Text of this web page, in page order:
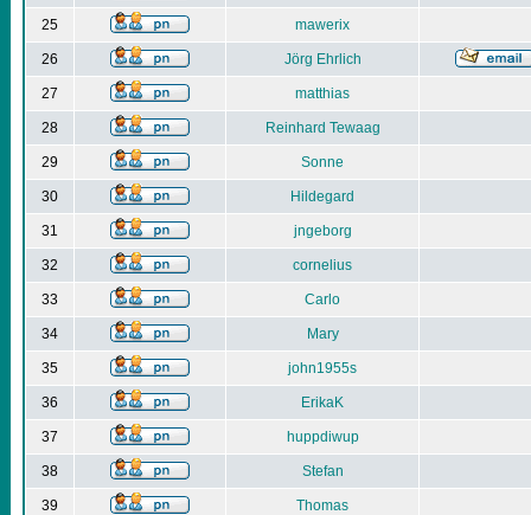
25 mawerix
26 Jörg Ehrlich
27 matthias
28 Reinhard Tewaag
29 Sonne
30 Hildegard
31 jngeborg
32 cornelius
33 Carlo
34 Mary
35 john1955s
36 ErikaK
37 huppdiwup
38 Stefan
39 Thomas